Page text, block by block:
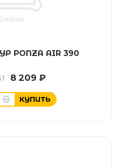
PONZA AIR 390
8 209 ₽
КУПИТЬ